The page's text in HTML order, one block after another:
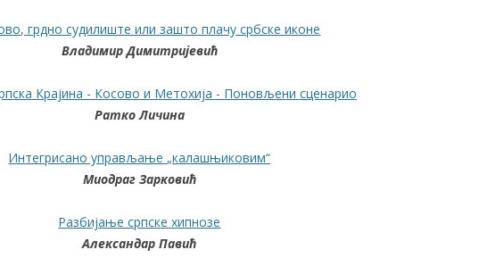
грдно судилиште или зашто плачу србске иконе
Владимир Димитријевић
Крајина - Косово и Метохија - Поновљени сценарио
Ратко Личина
Интегрисано управљање „калашњиковим“
Миодраг Зарковић
Разбијање српске хипнозе
Александар Павић